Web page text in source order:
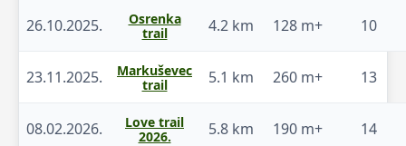
26.10.2025.
Osrenka
trail
4.2 km 128 m+ 10
23.11.2025.
Markuševec
trail
5.1 km 260 m+ 13
08.02.2026.
Love trail
2026.
5.8 km 190 m+ 14